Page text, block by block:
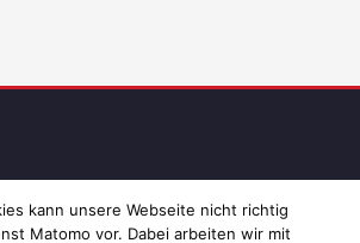
kann unsere Webseite nicht richtig
Matomo vor. Dabei arbeiten wir mit